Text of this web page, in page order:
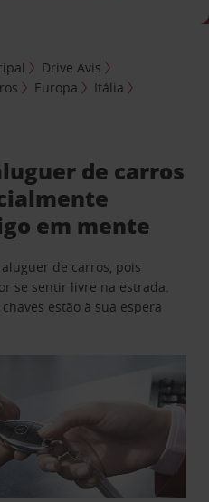
Drive Avis
Europa
Itália
de carros
em mente
de carros, pois
se sentir livre na estrada.
estão à sua espera